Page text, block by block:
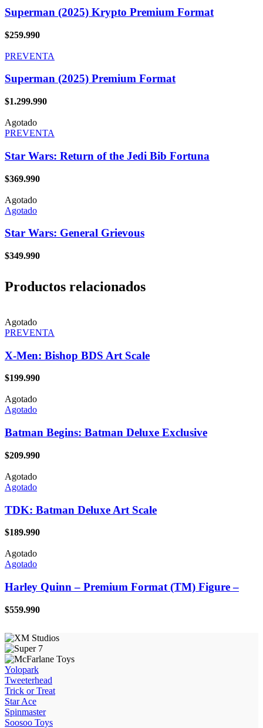
Superman (2025) Krypto Premium Format
$259.990
PREVENTA
Superman (2025) Premium Format
$1.299.990
Agotado
PREVENTA
Star Wars: Return of the Jedi Bib Fortuna
$369.990
Agotado
Agotado
Star Wars: General Grievous
$349.990
Productos relacionados
Agotado
PREVENTA
X-Men: Bishop BDS Art Scale
$199.990
Agotado
Agotado
Batman Begins: Batman Deluxe Exclusive
$209.990
Agotado
Agotado
TDK: Batman Deluxe Art Scale
$189.990
Agotado
Agotado
Harley Quinn – Premium Format (TM) Figure –
$559.990
Yolopark
Tweeterhead
Trick or Treat
Star Ace
Spinmaster
Soosoo Toys